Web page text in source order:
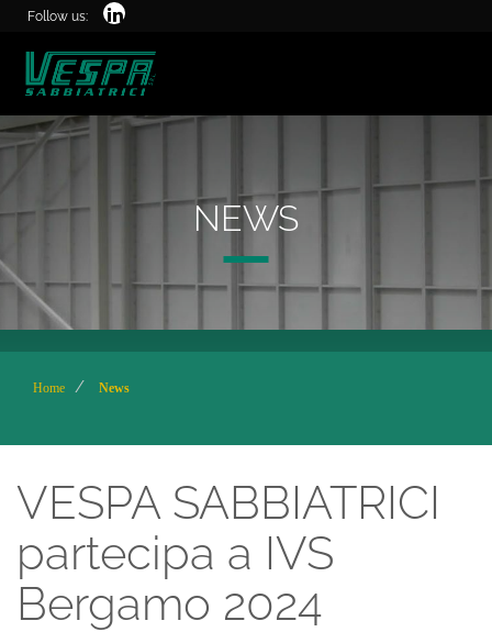
Follow us:
NEWS
Home News
VESPA SABBIATRICI
partecipa a IVS
Bergamo 2024